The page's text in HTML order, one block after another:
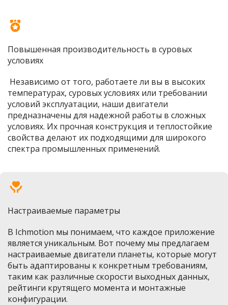
Повышенная производительность в суровых
условиях
температурах, суровых условиях или требовании
условий эксплуатации, наши двигатели
предназначены для надежной работы в сложных
условиях. Их прочная конструкция и теплостойкие
свойства делают их подходящими для широкого
спектра промышленных применений.
Настраиваемые параметры
В Ichmotion мы понимаем, что каждое приложение
является уникальным. Вот почему мы предлагаем
настраиваемые двигатели планеты, которые могут
быть адаптированы к конкретным требованиям,
таким как различные скорости выходных данных,
рейтинги крутящего момента и монтажные
конфигурации.